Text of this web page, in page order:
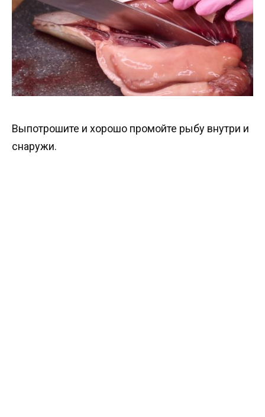
Выпотрошите и хорошо промойте рыбу внутри и
снаружи.